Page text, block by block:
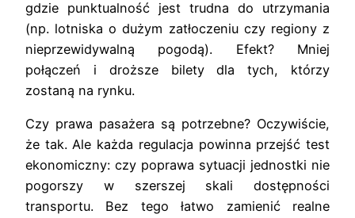
gdzie punktualność jest trudna do utrzymania
(np. lotniska o dużym zatłoczeniu czy regiony z
nieprzewidywalną pogodą). Efekt? Mniej
połączeń i droższe bilety dla tych, którzy
zostaną na rynku.
Czy prawa pasażera są potrzebne? Oczywiście,
że tak. Ale każda regulacja powinna przejść test
ekonomiczny: czy poprawa sytuacji jednostki nie
pogorszy w szerszej skali dostępności
transportu. Bez tego łatwo zamienić realne